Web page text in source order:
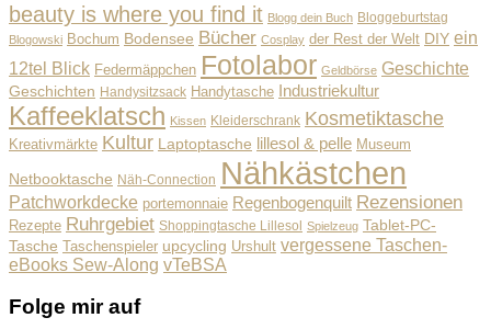
beauty is where you find it Blogg dein Buch Bloggeburtstag
Blogowski Bochum Bodensee Bücher Cosplay der Rest der Welt DIY ein
12tel Blick Federmäppchen Fotolabor Geldbörse Geschichte
Geschichten Handysitzsack Handytasche Industriekultur
Kaffeeklatsch Kissen Kleiderschrank Kosmetiktasche
Kreativmärkte Kultur Laptoptasche lillesol & pelle Museum
Netbooktasche Näh-Connection Nähkästchen
Patchworkdecke portemonnaie Regenbogenquilt Rezensionen
Rezepte Ruhrgebiet Shoppingtasche Lillesol Spielzeug Tablet-PC-
Tasche Taschenspieler upcycling Urshult vergessene Taschen-
eBooks Sew-Along vTeBSA
Folge mir auf